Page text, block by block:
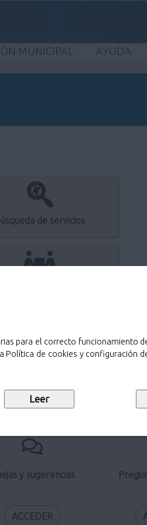
para el correcto funcionamiento
Política de cookies y configuración
MUNICIPAL AYUDA
de servicios
de documentos
y sugerencias
ACCEDER